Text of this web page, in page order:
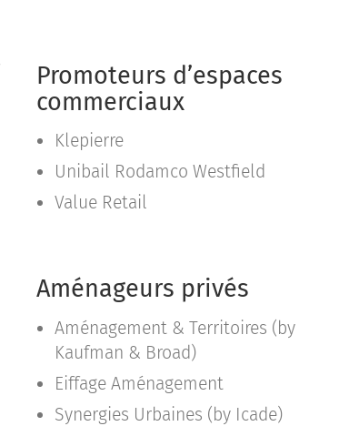
Promoteurs d’espaces
commerciaux
Klepierre
Unibail Rodamco Westfield
Value Retail
Aménageurs privés
Aménagement & Territoires (by
Kaufman & Broad)
Eiffage Aménagement
Synergies Urbaines (by Icade)